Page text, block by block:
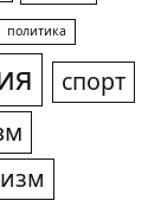
политика
спорт